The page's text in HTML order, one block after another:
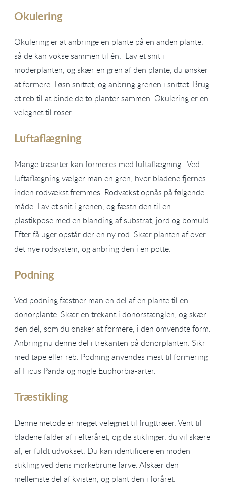
Okulering
Okulering er at anbringe en plante på en anden plante,
så de kan vokse sammen til én. Lav et snit i
moderplanten, og skær en gren af den plante, du ønsker
at formere. Løsn snittet, og anbring grenen i snittet. Brug
et reb til at binde de to planter sammen. Okulering er en
velegnet til roser.
Luftaflægning
Mange træarter kan formeres med luftaflægning. Ved
luftaflægning vælger man en gren, hvor bladene fjernes
inden rodvækst fremmes. Rodvækst opnås på følgende
måde: Lav et snit i grenen, og fæstn den til en
plastikpose med en blanding af substrat, jord og bomuld.
Efter få uger opstår der en ny rod. Skær planten af over
det nye rodsystem, og anbring den i en potte.
Podning
Ved podning fæstner man en del af en plante til en
donorplante. Skær en trekant i donorstænglen, og skær
den del, som du ønsker at formere, i den omvendte form.
Anbring nu denne del i trekanten på donorplanten. Sikr
med tape eller reb. Podning anvendes mest til formering
af Ficus Panda og nogle Euphorbia-arter.
Træstikling
Denne metode er meget velegnet til frugttræer. Vent til
bladene falder af i efteråret, og de stiklinger, du vil skære
af, er fuldt udvokset. Du kan identificere en moden
stikling ved dens mørkebrune farve. Afskær den
mellemste del af kvisten, og plant den i foråret.